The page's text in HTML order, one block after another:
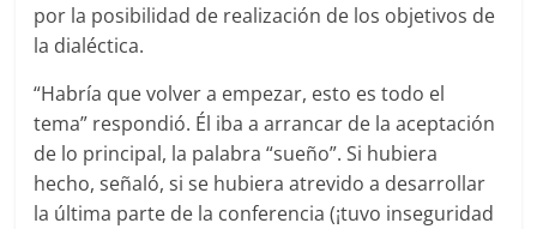
por la posibilidad de realización de los objetivos de
la dialéctica.
“Habría que volver a empezar, esto es todo el
tema” respondió. Él iba a arrancar de la aceptación
de lo principal, la palabra “sueño”. Si hubiera
hecho, señaló, si se hubiera atrevido a desarrollar
la última parte de la conferencia (¡tuvo inseguridad